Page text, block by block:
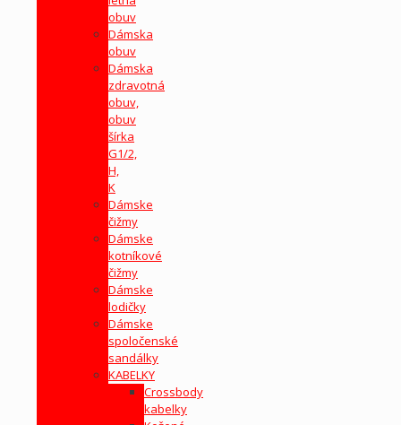
obuv
Dámska
obuv
Dámska
zdravotná
obuv,
obuv
šírka
G1/2,
H,
K
Dámske
čižmy
Dámske
kotníkové
čižmy
Dámske
lodičky
Dámske
spoločenské
sandálky
KABELKY
Crossbody
kabelky